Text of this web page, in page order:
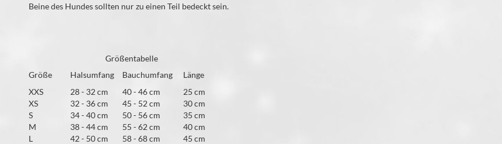
Beine des Hundes sollten nur zu einen Teil bedeckt sein.
Größentabelle
Größe
Halsumfang Bauchumfang
Länge
XXS
28 - 32 cm 40 - 46 cm
25 cm
XS
32 - 36 cm 45 - 52 cm
30 cm
S
34 - 40 cm 50 - 56 cm
35 cm
M
38 - 44 cm 55 - 62 cm
40 cm
L
42 - 50 cm 58 - 68 cm 45 cm